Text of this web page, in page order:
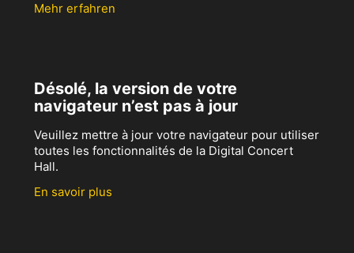
Mehr erfahren
Désolé, la version de votre
navigateur n’est pas à jour
Veuillez mettre à jour votre navigateur pour utiliser
toutes les fonctionnalités de la Digital Concert
Hall.
En savoir plus